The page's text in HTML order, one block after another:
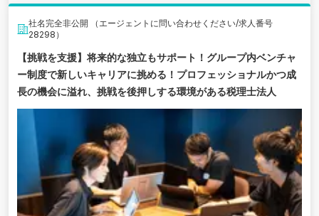
社名完全非公開 （エージェントに問い合わせください/求人番号
28298）
【挑戦を支援】将来的な独立もサポート！グループ内ベンチャ
ー制度で新しいキャリアに挑める！プロフェッショナルかつ成
長の機会に溢れ、挑戦を後押しする環境がある税理士法人